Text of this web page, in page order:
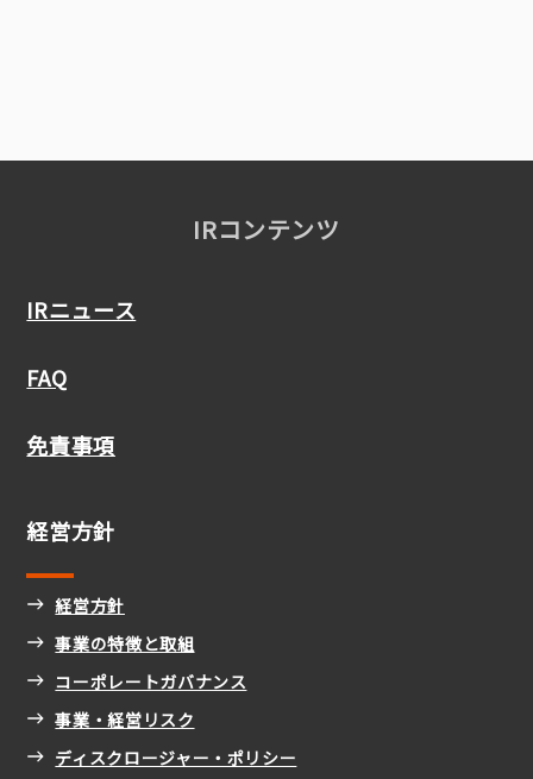
IRコンテンツ
IRニュース
FAQ
免責事項
経営方針
経営方針
事業の特徴と取組
コーポレートガバナンス
事業・経営リスク
ディスクロージャー・ポリシー